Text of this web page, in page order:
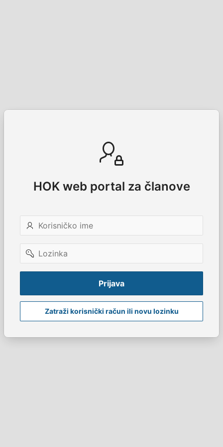
HOK web portal za članove
Korisničko
ime
Lozinka
Prijava
Zatraži korisnički račun ili novu lozinku